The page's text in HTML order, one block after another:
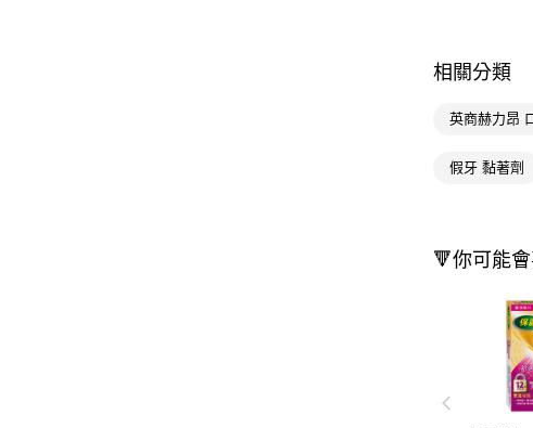
相關分類
英商赫力昂
假牙 黏著劑
🔻你可能